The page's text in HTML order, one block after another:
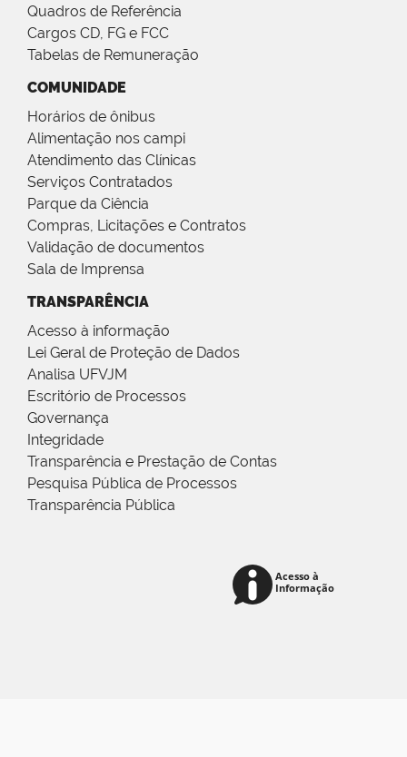
Quadros de Referência
Cargos CD, FG e FCC
Tabelas de Remuneração
COMUNIDADE
Horários de ônibus
Alimentação nos campi
Atendimento das Clínicas
Serviços Contratados
Parque da Ciência
Compras, Licitações e Contratos
Validação de documentos
Sala de Imprensa
TRANSPARÊNCIA
Acesso à informação
Lei Geral de Proteção de Dados
Analisa UFVJM
Escritório de Processos
Governança
Integridade
Transparência e Prestação de Contas
Pesquisa Pública de Processos
Transparência Pública